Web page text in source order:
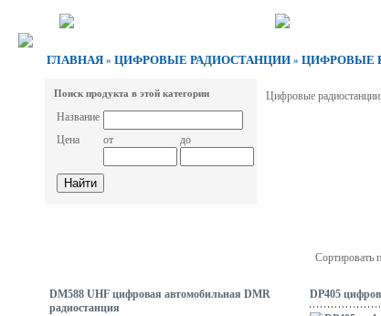
ГЛАВНАЯ » ЦИФРОВЫЕ РАДИОСТАНЦИИ » ЦИФРОВЫЕ
Поиск продукта в этой категории
Название
Цена
от до
Цифровые
Сортировать
DM588 UHF цифровая автомобильная DMR
радиостанция
DP405